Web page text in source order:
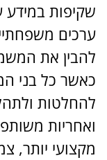
שקיפות במידע
ערכים
להבין את
כאשר כל בני
להחלטות
ואחריות
מקצועי יותר,